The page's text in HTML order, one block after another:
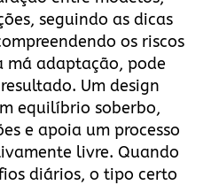
seguindo as dicas
os riscos
má adaptação, pode
Um design
equilíbrio soberbo,
e apoia um processo
livre. Quando
diários, o tipo certo